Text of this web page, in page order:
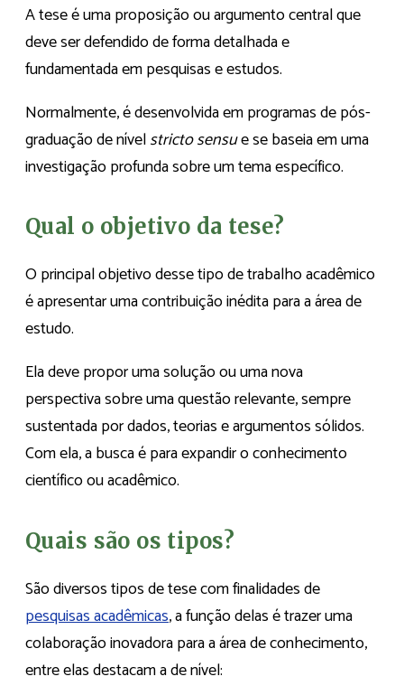
A tese é uma proposição ou argumento central que
deve ser defendido de forma detalhada e
fundamentada em pesquisas e estudos.
Normalmente, é desenvolvida em programas de pós-
graduação de nívelstricto sensue se baseia em uma
investigação profunda sobre um tema específico.
Qual o objetivo da tese?
O principal objetivo desse tipo de trabalho acadêmico
é apresentar uma contribuição inédita para a área de
estudo.
Ela deve propor uma solução ou uma nova
perspectiva sobre uma questão relevante, sempre
sustentada por dados, teorias e argumentos sólidos.
Com ela, a busca é para expandir o conhecimento
científico ou acadêmico.
Quais são os tipos?
São diversos tipos de tese com finalidades de
pesquisas acadêmicas, a função delas é trazer uma
colaboração inovadora para a área de conhecimento,
entre elas destacam a de nível: